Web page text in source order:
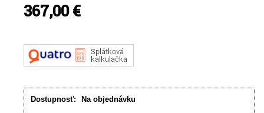
367,00€
Dostupnosť: Na objednávku